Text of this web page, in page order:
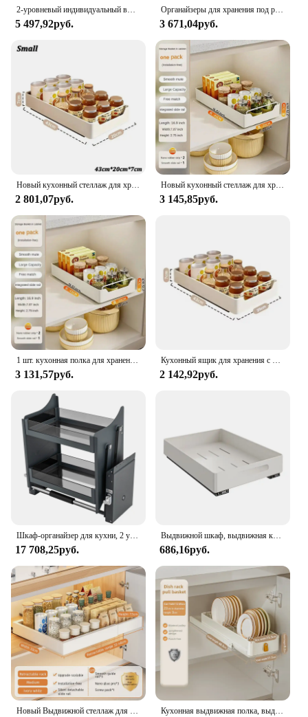
2-уровневый индивидуальный выдвижной органайзер для шкафа, выдвижной ящик для хранения кухонного шкафа, выдвижные полки, проволочная корзина для кладовой
5 497,92руб.
Органайзеры для хранения под раковиной и регулируемый 2-х уровневый металлический выдвижной органайзер для шкафа для ванной комнаты, кухни, кладовой
3 671,04руб.
Новый кухонный стеллаж для хранения с направляющими, выдвижной кухонный ящик, лоток для хранения, коробка для специй, стеллаж для хранения, шкафы, Органайзер
2 801,07руб.
Новый кухонный стеллаж для хранения с выдвижными направляющими, выдвижной кухонный ящик, лоток для хранения, ящик для специй, стеллаж для хранения, органайзер для шкафов
3 145,85руб.
3 131,57руб. 2 142,92руб.
17 708,25руб.
Выдвижной шкаф, выдвижная кухонная полка для хранения, выдвижной ящик под раковиной, кухонные аксессуары, стеллаж для хранения, инструмент для организации
686,16руб.
Кухонная выдвижная полка, выдвижной ящик, шкаф, выдвижная полка, органайзер для посуды, шкафы, органайзер с ручкой, кухонный ящик